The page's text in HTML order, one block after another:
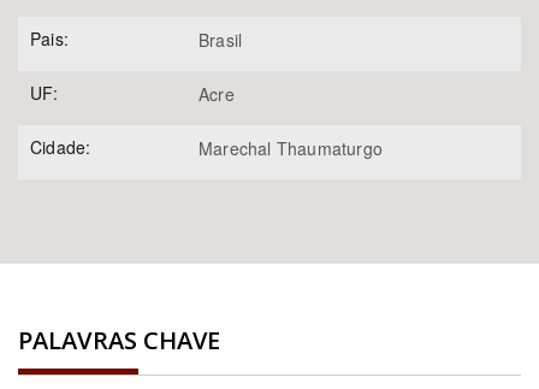
Pais: Brasil
UF: Acre
Cidade: Marechal Thaumaturgo
PALAVRAS CHAVE